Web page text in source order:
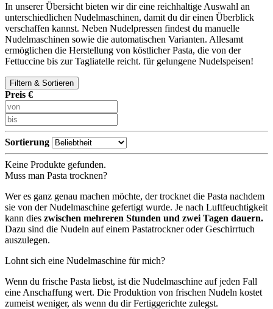
In unserer Übersicht bieten wir dir eine reichhaltige Auswahl an
unterschiedlichen Nudelmaschinen, damit du dir einen Überblick
verschaffen kannst. Neben Nudelpressen findest du manuelle
Nudelmaschinen sowie die automatischen Varianten. Allesamt
ermöglichen die Herstellung von köstlicher Pasta, die von der
Fettuccine bis zur Tagliatelle reicht. für gelungene Nudelspeisen!
Filtern & Sortieren
Preis €
Sortierung
Keine Produkte gefunden.
Muss man Pasta trocknen?
Wer es ganz genau machen möchte, der trocknet die Pasta nachdem
sie von der Nudelmaschine gefertigt wurde. Je nach Luftfeuchtigkeit
kann dies zwischen mehreren Stunden und zwei Tagen dauern.
Dazu sind die Nudeln auf einem Pastatrockner oder Geschirrtuch
auszulegen.
Lohnt sich eine Nudelmaschine für mich?
Wenn du frische Pasta liebst, ist die Nudelmaschine auf jeden Fall
eine Anschaffung wert. Die Produktion von frischen Nudeln kostet
zumeist weniger, als wenn du dir Fertiggerichte zulegst.